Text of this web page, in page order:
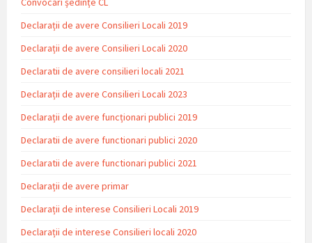
Declarații de avere Consilieri Locali 2019
Declarații de avere Consilieri Locali 2020
Declaratii de avere consilieri locali 2021
Declarații de avere Consilieri Locali 2023
Declarații de avere funcționari publici 2019
Declaratii de avere functionari publici 2020
Declaratii de avere functionari publici 2021
Declarații de avere primar
Declarații de interese Consilieri Locali 2019
Declarații de interese Consilieri locali 2020